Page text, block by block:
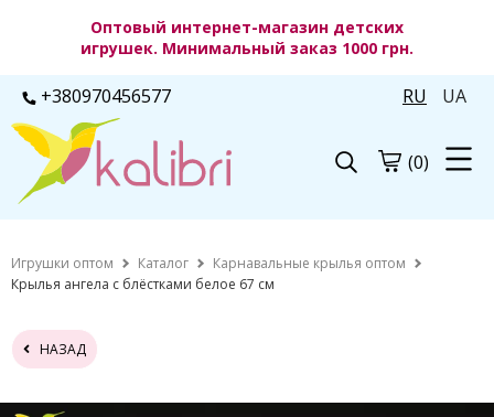
Оптовый интернет-магазин детских
игрушек. Минимальный заказ 1000 грн.
+380970456577 RU UA
(0)
Игрушки оптом Каталог
Карнавальные крылья оптом
Крылья ангела с блёстками белое 67 см
НАЗАД